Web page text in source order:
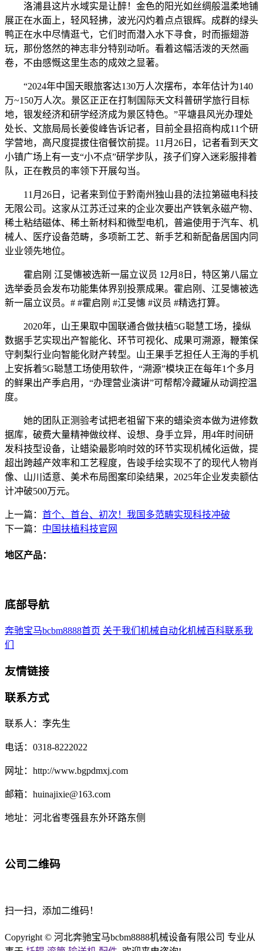
洛浦县这片水域实是让醉！金色的阳光如丝绸般温柔地铺
展正在水面上，轻风轻拂，波光闪灼着点点银辉。成群的绿头
鸭正在水中尽情逛弋，它们时而潜入水下寻食，时而振翅游
玩，那份悠然的神志非分特别动听。看着这幅活泼的天然画
卷，不由感慨这里生态的成效之显著。
“2024年中国天眼旅客达130万人次摆布，本年估计为140
万~150万人次。景区正正在打制国际天文科普研学旅行目标
地，银发经济和研学经济成为景区特色。”平塘县风光办理处
处长、文旅局局长姜俊峰告诉记者，目前全县招商构成11个研
学营地，高尺度提拔住宿餐饮前提。11月26日，记者看到天文
小镇广场上有一支“小不点”研学步队，孩子们穿入迷彩服排着
队，正在教员的率领下开展勾当。
11月26日，记者来到位于黔南州独山县的法拉第磁电科技
无限公司。这家从江苏迁过来的企业次要出产铁氧永磁产物、
稀土粘结磁体、稀土新材料和微型电机，普遍使用于汽车、机
械人、医疗设备范畴，多项新工艺、新手艺和新配备居国内同
业业领先地位。
霍启刚 江旻憓被选新一届立议员 12月8日，特区第八届立
选举委员会发布功能集体界别投票成果。霍启刚、江旻憓被选
新一届立议员。# #霍启刚 #江旻憓 #议员 #精选打算。
2020年，山王果取中国联通合做扶植5G聪慧工场，操纵
数据手艺实现出产智能化、环节可视化、成果可溯源，鞭策保
守刺梨行业向智能化财产转型。山王果手艺担任人王海的手机
上安拆着5G聪慧工场使用软件，“溯源”模块正在每年1个多月
的鲜果出产季启用，“办理营业演讲”可帮帮冷藏罐从动调控温
度。
她的团队正测验考试把老祖留下来的蜡染资本做为进修数
据库，破费大量精神做纹样、设想、身手立异，用4年时间研
发科技型设备，让蜡染最影响时效的环节实现机械化运做，提
超出跨越产效率和工艺程度，告竣手绘实现不了的现代人物肖
像、山川适意、美术布局图案印染结果，2025年企业发卖额估
计冲破500万元。
上一篇： 首个、首台、初次！我国多范畴实现科技冲破
下一篇： 中国扶植科技官网
地区产品：
底部导航
奔驰宝马bcbm8888首页 关于我们 机械自动化机械百科联系我
们
友情链接
联系方式
联系人：李先生
电话：0318-8222022
网址：http://www.bgpdmxj.com
邮箱：huinajixie@163.com
地址：河北省枣强县东外环路东侧
公司二维码
扫一扫，添加二维码！
Copyright © 河北奔驰宝马bcbm8888机械设备有限公司 专业从